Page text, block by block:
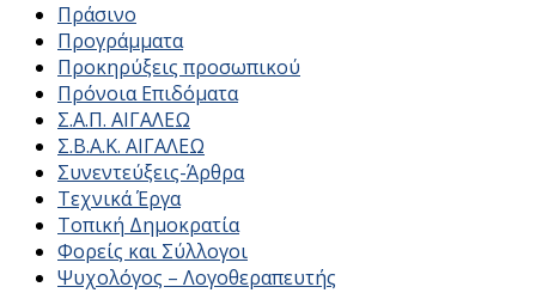
Πράσινο
Προγράμματα
Προκηρύξεις προσωπικού
Πρόνοια Επιδόματα
Σ.Α.Π. ΑΙΓΑΛΕΩ
Σ.Β.Α.Κ. ΑΙΓΑΛΕΩ
Συνεντεύξεις-Άρθρα
Τεχνικά Έργα
Τοπική Δημοκρατία
Φορείς και Σύλλογοι
Ψυχολόγος – Λογοθεραπευτής